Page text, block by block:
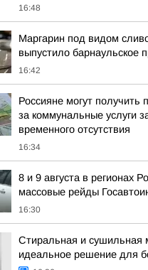
16:48
Маргарин под видом
выпустило барнаульское
16:42
Россияне могут получить
за коммунальные услуги
временного отсутствия
16:34
8 и 9 августа в регионах
массовые рейды
16:30
Стиральная и сушильная
идеальное решение для